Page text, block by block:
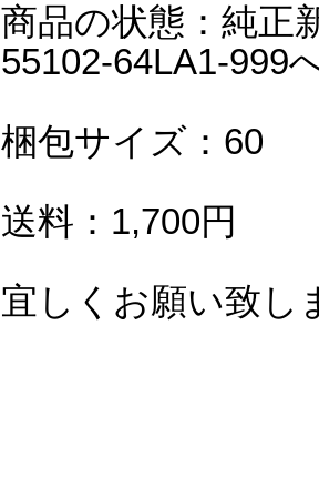
商品の状態：純正
55102-64LA1-999
梱包サイズ：60
送料：1,700円
宜しくお願い致し